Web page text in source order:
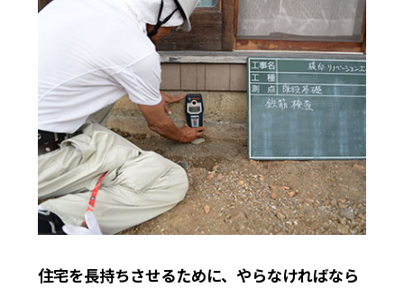
住宅を長持ちさせるために、やらなければなら